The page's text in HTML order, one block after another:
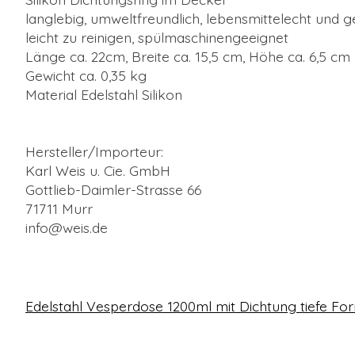
langlebig, umweltfreundlich, lebensmittelecht und
leicht zu reinigen, spülmaschinengeeignet
Länge ca. 22cm, Breite ca. 15,5 cm, Höhe ca. 6,5 cm
Gewicht ca. 0,35 kg
Material Edelstahl Silikon
Hersteller/Importeur:
Karl Weis u. Cie. GmbH
Gottlieb-Daimler-Strasse 66
71711 Murr
info@weis.de
Edelstahl Vesperdose 1200ml mit Dichtung tiefe